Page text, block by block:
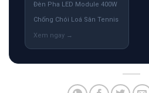
Đèn Pha LED Module 400W
Chống Chói Loá Sân Tennis